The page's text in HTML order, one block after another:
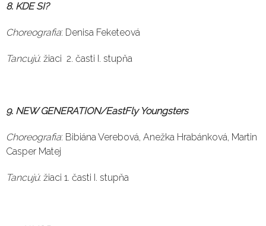
8. KDE SI?
Choreografia: Denisa Feketeová
Tancujú: žiaci 2. časti I. stupňa
9. NEW GENERATION/EastFly Youngsters
Choreografia: Bibiána Verebová, Anežka Hrabánková, Martin
Casper Matej
Tancujú: žiaci 1. časti I. stupňa